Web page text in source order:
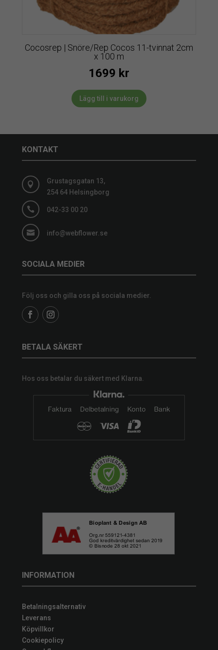
Cocosrep | Snöre/Rep Cocos 11-tvinnat 2cm
x 100 m
1699 kr
Lägg till i varukorg
KONTAKT

Grustagsgatan 13,
254 64 Helsingborg
 042-33 00 20
 info@webflower.se
SOCIALA MEDIER
Följ oss och gilla oss på sociala medier.
BETALA SÄKERT
Hos oss betalar du säkert med Klarna.
INFORMATION
Betalningsalternativ
Leverans
Köpvillkor
Cookiepolicy